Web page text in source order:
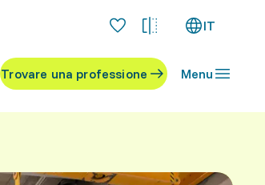
IT
Trovare una professione Menu